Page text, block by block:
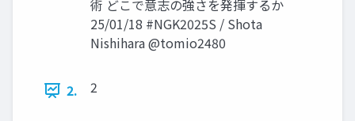
術 どこで意志の強さを発揮するか
25/01/18 #NGK2025S / Shota
Nishihara @tomio2480
2. 2